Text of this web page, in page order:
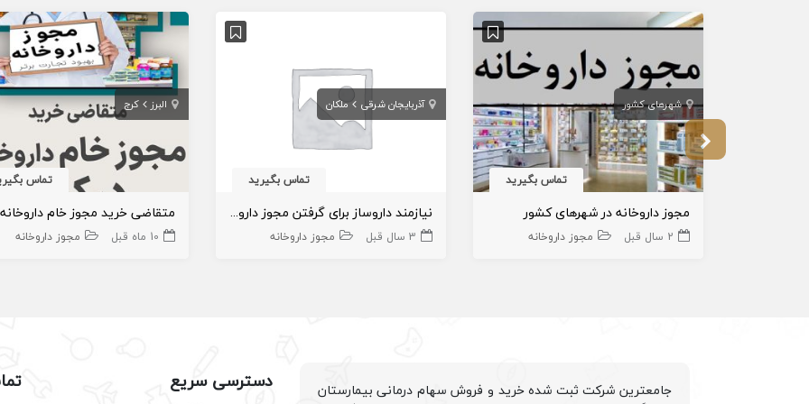
شهرهای کشور
تماس بگیرید
مجوز داروخانه در شهرهای کشور
2 سال قبل مجوز داروخانه
آذربایجان شرقی ملکان
تماس بگیرید
نیازمند داروساز برای گرفتن مجوز داروخانه در آذربایجان شرقی شهرستان ملکان
3 سال قبل مجوز داروخانه
البرز کرج
تماس
10 ماه قبل مجوز داروخانه
جامعترین شرکت ثبت شده خرید و فروش سهام درمانی بیمارستان
دسترسی سریع